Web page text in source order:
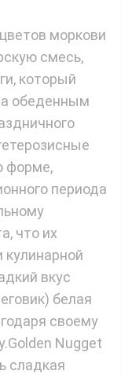
моркови
смесь,
который
обеденным
форме,
периода
что их
кулинарной
вкус
белая
своему
Nugget
сладкая